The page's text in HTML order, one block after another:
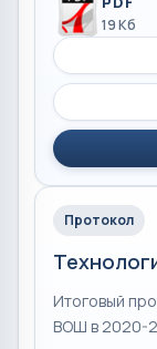
19 Кб
Протокол
Итоговый
ВОШ в 2020-